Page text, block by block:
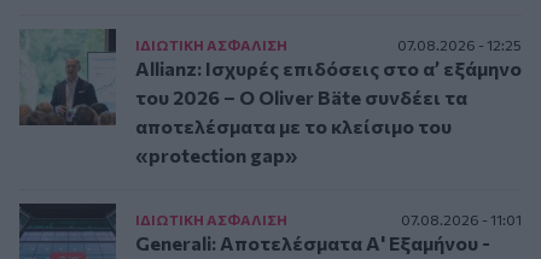
ΙΔΙΩΤΙΚΗ ΑΣΦAΛΙΣΗ 07.08.2026 - 12:25
Allianz: Ισχυρές επιδόσεις στο α’ εξάμηνο
του 2026 – Ο Oliver Bäte συνδέει τα
αποτελέσματα με το κλείσιμο του
«protection gap»
ΙΔΙΩΤΙΚΗ ΑΣΦAΛΙΣΗ 07.08.2026 - 11:01
Generali: Αποτελέσματα Α' Εξαμήνου -